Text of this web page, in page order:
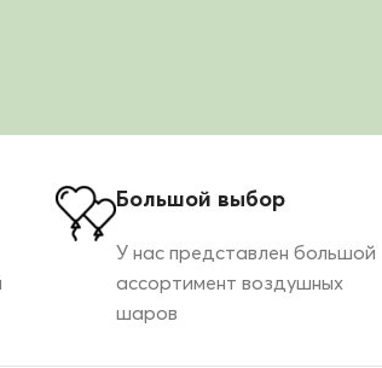
Большой выбор
У нас представлен большой
ассортимент воздушных
шаров